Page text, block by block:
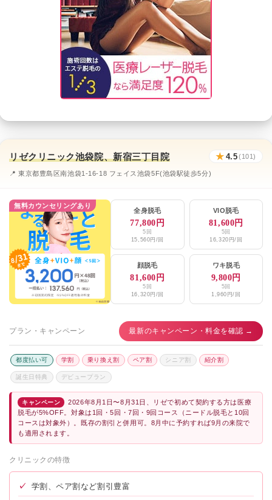
リゼクリニック池袋院、新宿三丁目院 ★ 4.5(101)
📍 東京都豊島区南池袋1-16-18 フェイス池袋5F(池袋駅徒歩5分)
無料カウンセリングあり
全身脱毛
77,800円
5回
15,560円/回
VIO脱毛
81,600円
5回
16,320円/回
顔脱毛
81,600円
5回
16,320円/回
ワキ脱毛
9,800円
5回
1,960円/回
プラン・キャンペーン 最新のキャンペーン・料金を確認 →
都度払い可 学割 乗り換え割 ペア割 シニア割 紹介割
誕生日特典 デビュープラン
キャンペーン
2026年8月1日〜8月31日、リゼで初めて契約する方は医療
脱毛が5%OFF。対象は1回・5回・7回・9回コース（ニードル脱毛と10回
コースは対象外）。既存の割引と併用可。8月中に予約すれば9月の来院で
も適用されます。
クリニックの特徴
✓ 学割、ペア割など割引豊富